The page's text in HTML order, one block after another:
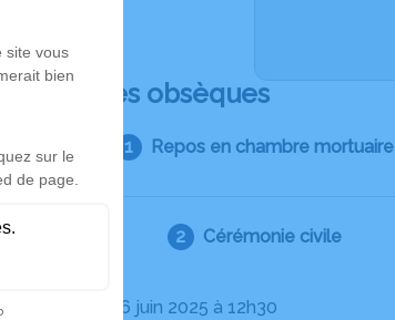
Déroulé des obsèques
Repos en chambre mortuaire
Cérémonie civile
Le jeudi 26 juin 2025 à 12h30